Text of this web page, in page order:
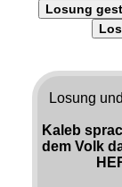
Losung
Losung
Kaleb
dem Volk